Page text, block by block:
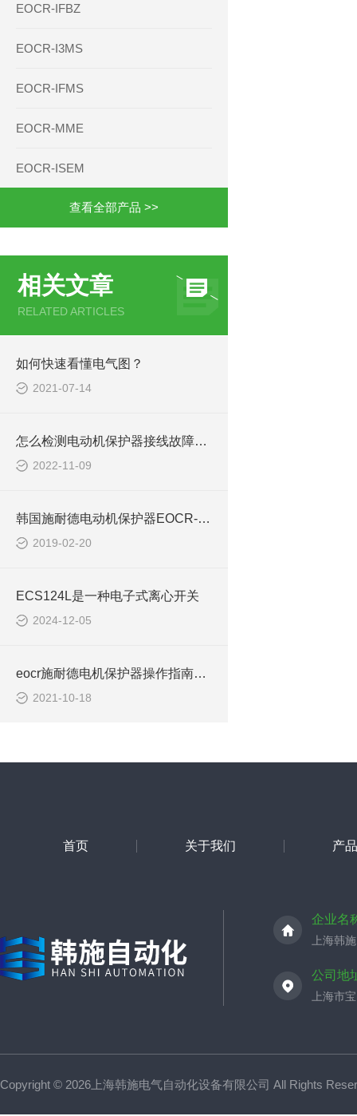
EOCR-IFBZ
EOCR-I3MS
EOCR-IFMS
EOCR-MME
EOCR-ISEM
查看全部产品 >>
相关文章
RELATED ARTICLES
如何快速看懂电气图？
2021-07-14
怎么检测电动机保护器接线故障EOCR-PFZ
2022-11-09
韩国施耐德电动机保护器EOCR-PFZ
2019-02-20
ECS124L是一种电子式离心开关
2024-12-05
eocr施耐德电机保护器操作指南与故障分析EOCRSP
2021-10-18
首页 关于我们 产
企业名
上海韩
公司地
上海市
Copyright © 2026上海韩施电气自动化设备有限公司 All Rights